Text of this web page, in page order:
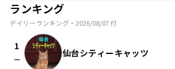
ランキング
デイリーランキング・ 2026/08/07付
1
check_indeterminate_small 仙台シティーキャッツ